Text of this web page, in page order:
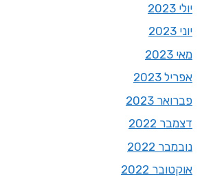
יולי 2023
יוני 2023
מאי 2023
אפריל 2023
פברואר 2023
דצמבר 2022
נובמבר 2022
אוקטובר 2022